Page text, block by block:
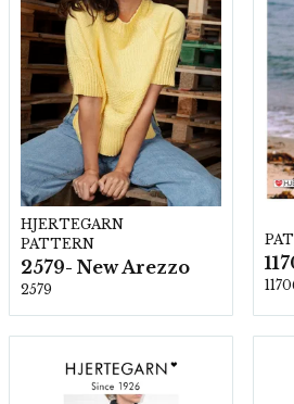
HJERTEGARN
PATTERN
2579- New Arezzo
2579